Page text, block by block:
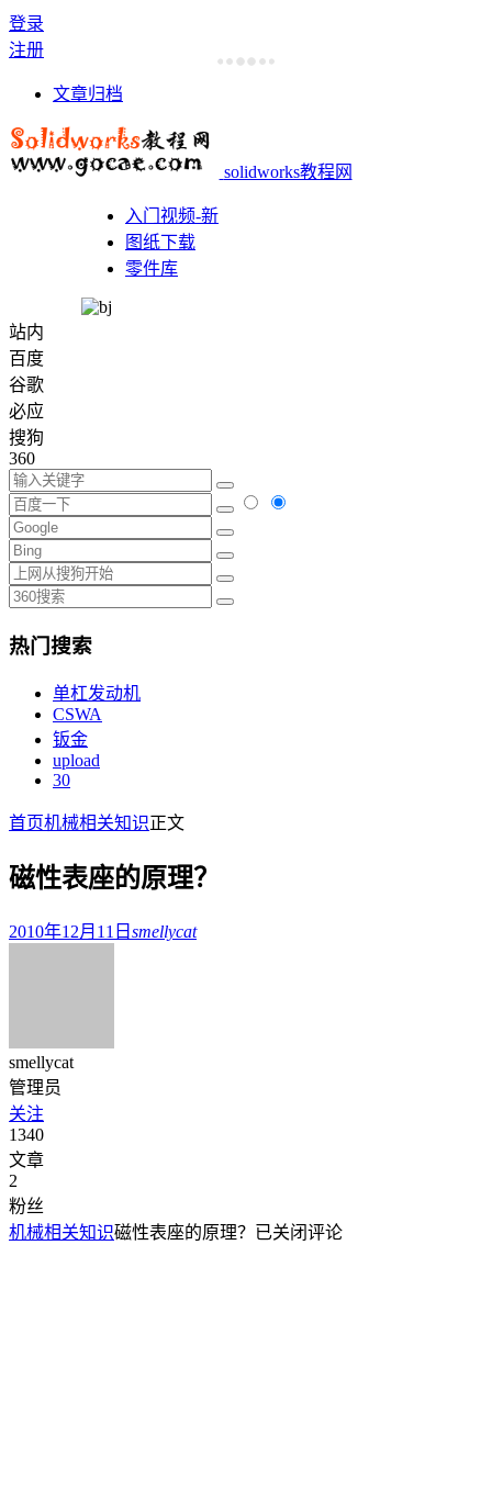
登录
注册
文章归档
solidworks教程网
入门视频-新
图纸下载
零件库
站内
百度
谷歌
必应
搜狗
360
热门搜索
单杠发动机
CSWA
钣金
upload
30
首页机械相关知识正文
磁性表座的原理？
2010年12月11日 smellycat
smellycat
管理员
关注
1340
文章
2
粉丝
机械相关知识磁性表座的原理？ 已关闭评论